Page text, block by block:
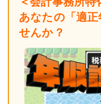
あなたの「適
せんか？